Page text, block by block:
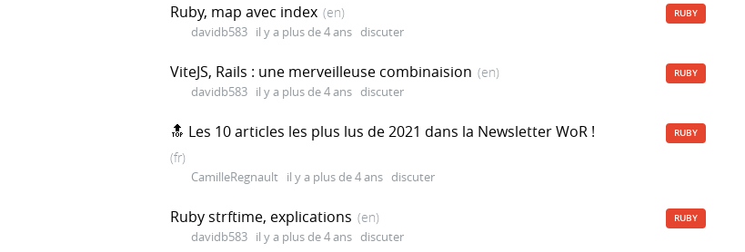
Ruby, map avec index (en)
davidb583 il y a plus de 4 ans discuter
RUBY
ViteJS, Rails : une merveilleuse combinaision (en)
davidb583 il y a plus de 4 ans discuter
RUBY
🔝 Les 10 articles les plus lus de 2021 dans la Newsletter WoR !
(fr)
CamilleRegnault il y a plus de 4 ans discuter
RUBY
Ruby strftime, explications (en)
davidb583 il y a plus de 4 ans discuter
RUBY